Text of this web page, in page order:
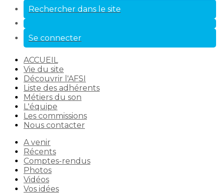
Rechercher dans le site
Se connecter
ACCUEIL
Vie du site
Découvrir l'AFSI
Liste des adhérents
Métiers du son
L'équipe
Les commissions
Nous contacter
A venir
Récents
Comptes-rendus
Photos
Vidéos
Vos idées